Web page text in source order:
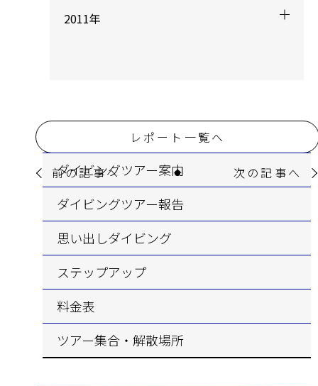
2011年
前の記事へ
レポート一覧へ
次の記事へ
ダイビングツアー案内
ダイビングツアー報告
思い出しダイビング
ステップアップ
料金表
ツアー集合・解散場所